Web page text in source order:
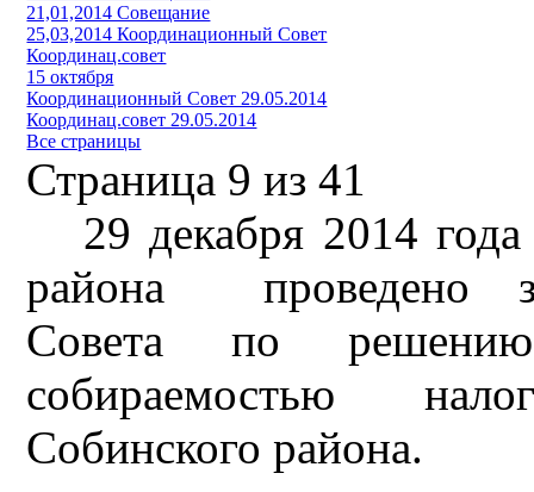
21,01,2014 Совещание
25,03,2014 Координационный Совет
Координац.совет
15 октября
Координационный Совет 29.05.2014
Координац.совет 29.05.2014
Все страницы
Страница 9 из 41
29 декабря 2014
района
проведено
Совета по
собираемостью
Собинского района.